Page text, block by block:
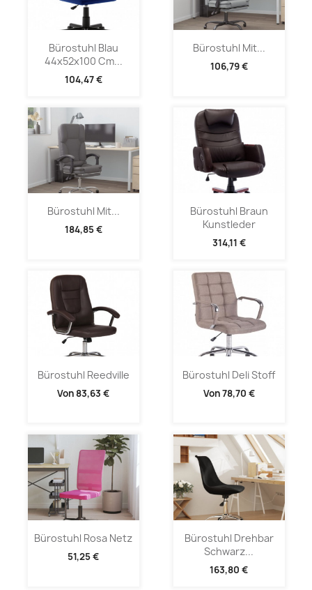
Bürostuhl Blau
44x52x100 Cm...
104,47 €
Bürostuhl Mit...
106,79 €
Bürostuhl Mit...
184,85 €
Bürostuhl Braun
Kunstleder
314,11 €
Bürostuhl Reedville
Von 83,63 €
Bürostuhl Deli Stoff
Von78,70 €
Bürostuhl Rosa Netz
51,25 €
Bürostuhl Drehbar
Schwarz...
163,80 €